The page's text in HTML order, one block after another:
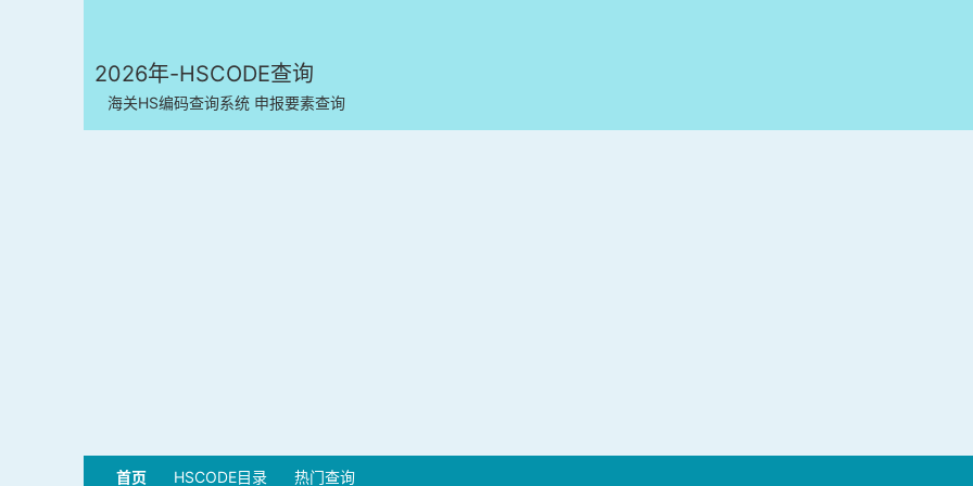
2026年-HSCODE查询
海关HS编码查询系统 申报要素查询
首页 HSCODE目录 热门查询